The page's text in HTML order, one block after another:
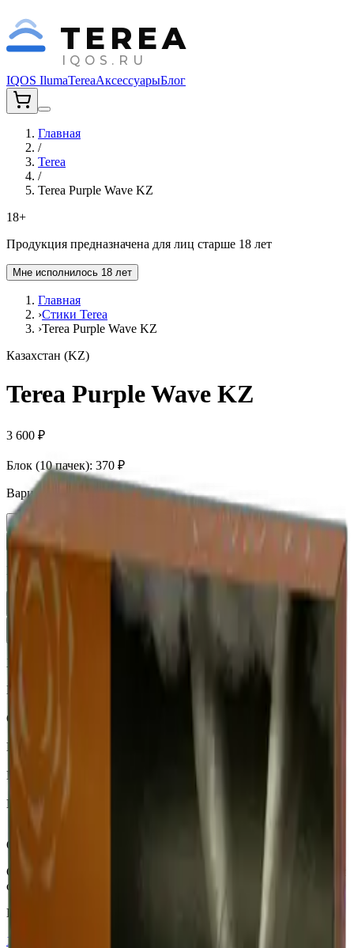
TEREA
IQOS.RU
IQOS IlumaTereaАксессуарыБлог
Главная
/
Terea
/
Terea Purple Wave KZ
18+
Продукция предназначена для лиц старше 18 лет
Мне исполнилось 18 лет
Главная
›Стики Terea
›Terea Purple Wave KZ
Казахстан (KZ)
Terea Purple Wave KZ
3 600 ₽
Блок (10 пачек): 370 ₽
Вариант
Пачка
Блок × 10
Количество
Характеристики
Бренд
Страна
Крепость
Капсула
Вкусы
Описание
Стики TEREA Purple Wave для IQOS ILUMA — ягодные ноты
с ментоловым эффектом — Казахстан.
Похожие товары
18+